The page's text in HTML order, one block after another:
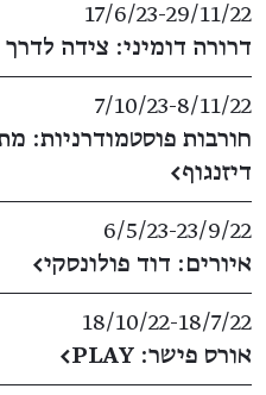
29/11/22
​-​
17/6/23
דרורה דומיני: צידה
8/11/22
​-​
7/10/23
חורבות פוסטמודרניות:
דיזנגוף←
23/9/22
​-​
6/5/23
איורים: דוד פולונסקי←
18/7/22
​-​
18/10/22
אורס פישר: PLAY
←